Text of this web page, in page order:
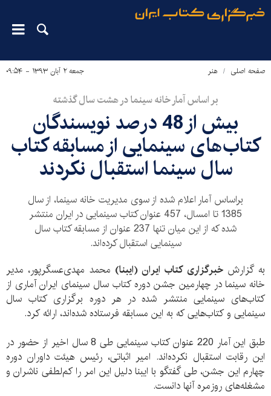
صفحه اصلی هنر جمعه ۲ آبان ۱۳۹۳ - ۰۹:۵۴
بر اساس آمار خانه سینما در هشت سال گذشته
بیش از 48 درصد نويسندگان
کتاب‌های سینمایی از مسابقه کتاب
سال سینما استقبال نکردند
براساس آمار اعلام شده از سوی مدیریت خانه سینما، از سال
1385 تا امسال، 457 عنوان کتاب سینمایی در ایران منتشر
شده که از این میان تنها 237 عنوان از مسابقه کتاب سال
سینمایی استقبال کرده‌اند.
به گزارشخبرگزاری کتاب ایران (ایبنا) محمد مهدی‌عسگرپور، مدیر
خانه سینما در چهارمین جشندوره کتاب سال سینمای ایران آماری از
کتاب‌های سینمایی منتشر شده در هر دوره برگزاری کتاب سال
سینمایی و کتاب‌هایی که به این مسابقه فرستاده شده‌اند، ارائه کرد.
طبق این آمار 220 عنوان کتاب‌ سینمایی طی 8 سال اخیر از حضور در
این رقابت استقبال نکرده‌اند. امیر اثباتی، رئیس هیئت داوران دوره
چهارم این جشن، طی گفتگو با ایبنا دلیل این امر را کم‌لطفی‌ ناشران و
مشغله‌های روزمره آنها دانست.